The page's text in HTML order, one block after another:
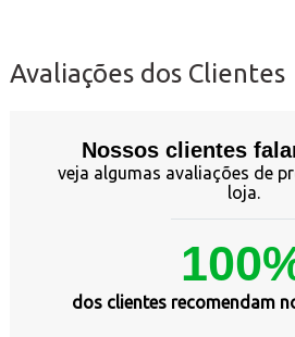
Avaliações dos Clientes
Nossos clientes
veja algumas avaliações de
loja.
dos clientes recomendam